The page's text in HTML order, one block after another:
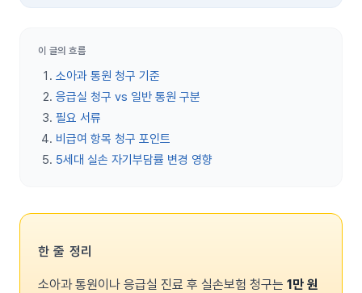
이 글의 흐름
소아과 통원 청구 기준
응급실 청구 vs 일반 통원 구분
필요 서류
비급여 항목 청구 포인트
5세대 실손 자기부담률 변경 영향
한 줄 정리
소아과 통원이나 응급실 진료 후 실손보험 청구는 1만 원